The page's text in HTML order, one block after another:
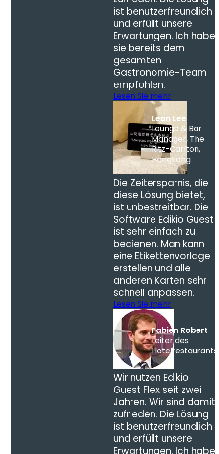
ist benutzerfreundlich
und erfüllt unsere
Erwartungen. Ich habe
sie bereits dem
gesamten
Gastronomie-Team
empfohlen.
Lesen Sie mehr
Leon Lee
Lounge & Bar
Manager, The
Ritz-Carlton,
Hongkong
Die Zeitersparnis, die
diese Lösung bietet,
ist unbestreitbar. Die
Software Edikio Guest
ist sehr einfach zu
bedienen. Man kann
eine Etikettenvorlage
erstellen und alle
anderen Karten sehr
schnell anpassen.
Lesen Sie mehr
Fabien Robert
Leiter des
Hotelrestaurants
Wir nutzen Edikio
Guest Flex seit zwei
Jahren. Wir sind damit
zufrieden. Die Lösung
ist benutzerfreundlich
und erfüllt unsere
Erwartungen. Ich habe